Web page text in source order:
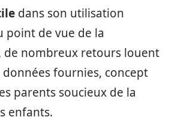
dans son utilisation
point de vue de la
de nombreux retours louent
fournies, concept
parents soucieux de la
enfants.